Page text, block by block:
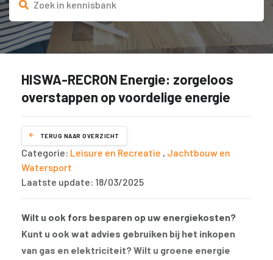
HISWA-RECRON Energie: zorgeloos
overstappen op voordelige energie
TERUG NAAR OVERZICHT
Categorie: Leisure en Recreatie , Jachtbouw en
Watersport
Laatste update: 18/03/2025
Wilt u ook fors besparen op uw energiekosten?
Kunt u ook wat advies gebruiken bij het inkopen
van gas en elektriciteit? Wilt u groene energie